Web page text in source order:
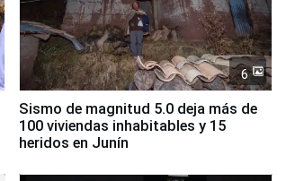
6
Sismo de magnitud 5.0 deja más de
100 viviendas inhabitables y 15
heridos en Junín